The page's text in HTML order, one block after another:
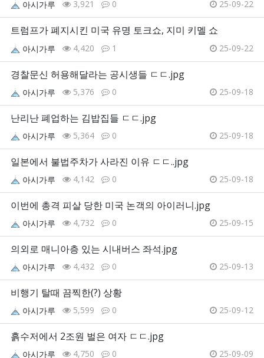
아시가루 3,921 0 25-09-22
트럼프가 폐지시킨 미국 유명 토크쇼, 지미 키멜 쇼
아시가루 4,420 1 25-09-22
경찰문신 허용해달라는 공시생들 ㄷㄷ.jpg
아시가루 5,376 0 25-09-18
난리난 폐업하는 김밥집들 ㄷㄷ.jpg
아시가루 5,364 0 25-09-18
일본에서 불법주차가 사라진 이유 ㄷㄷ..jpg
아시가루 4,142 0 25-09-18
이번에 총격 피살 당한 미국 논객의 아이러니.jpg
아시가루 4,732 0 25-09-15
의외로 매니아층 있는 시내버스 좌석.jpg
아시가루 4,432 0 25-09-13
비행기 탈때 끔찍한(?) 상황
아시가루 5,599 0 25-09-12
흙수저에서 2조원 벌은 여자 ㄷㄷ.jpg
아시가루 4,750 0 25-09-09